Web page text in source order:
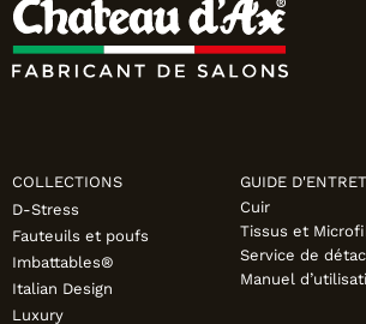
COLLECTIONS
D-Stress
Fauteuils et poufs
Imbattables®
Italian Design
Luxury
GUIDE
Cuir
Tissus et
Service de
Manuel